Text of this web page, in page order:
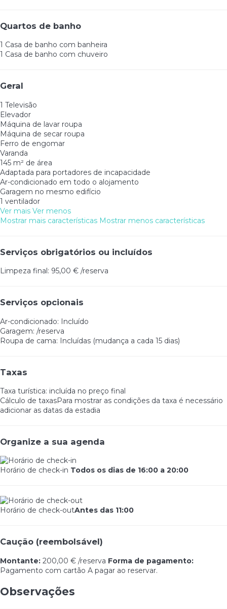
Quartos de banho
1 Casa de banho com banheira
1 Casa de banho com chuveiro
Geral
1 Televisão
Elevador
Máquina de lavar roupa
Máquina de secar roupa
Ferro de engomar
Varanda
145 m² de área
Adaptada para portadores de incapacidade
Ar-condicionado em todo o alojamento
Garagem no mesmo edifício
1 ventilador
Ver mais Ver menos
Mostrar mais características Mostrar menos características
Serviços obrigatórios ou incluídos
Limpeza final: 95,00 € /reserva
Serviços opcionais
Ar-condicionado: Incluído
Garagem: /reserva
Roupa de cama: Incluídas (mudança a cada 15 dias)
Taxas
Taxa turística: incluída no preço final
Cálculo de taxasPara mostrar as condições da taxa é necessário
adicionar as datas da estadia
Organize a sua agenda
Horário de check-in Todos os dias de 16:00 a 20:00
Horário de check-outAntes das 11:00
Caução (reembolsável)
Montante: 200,00 € /reserva Forma de pagamento:
Pagamento com cartão A pagar ao reservar.
Observações